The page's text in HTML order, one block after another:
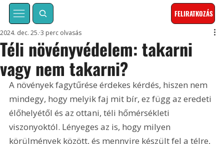
FELIRATKOZÁS
Téli növényvédelem: takarni
vagy nem takarni?
2024. dec. 25. 3 perc olvasás
A növények fagytűrése érdekes kérdés, hiszen nem
mindegy, hogy melyik faj mit bír, ez függ az eredeti
élőhelyétől és az ottani, téli hőmérsékleti
viszonyoktól. Lényeges az is, hogy milyen
körülmények között, és mennyire készült fel a télre,